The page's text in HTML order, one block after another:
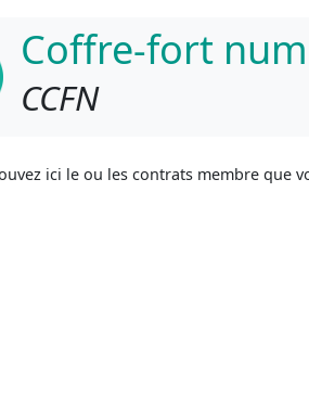
Coffre-fort
CCFN
ici le ou les contrats membre que